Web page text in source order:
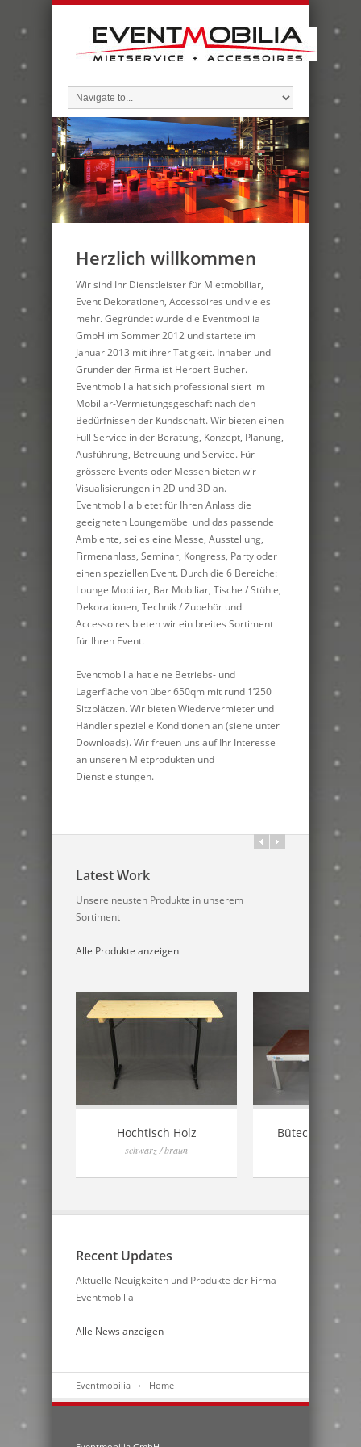
Herzlich willkommen
Wir sind Ihr Dienstleister für Mietmobiliar,
Event Dekorationen, Accessoires und vieles
mehr. Gegründet wurde die Eventmobilia
GmbH im Sommer 2012 und startete im
Januar 2013 mit ihrer Tätigkeit. Inhaber und
Gründer der Firma ist Herbert Bucher.
Eventmobilia hat sich professionalisiert im
Mobiliar-Vermietungsgeschäft nach den
Bedürfnissen der Kundschaft. Wir bieten einen
Full Service in der Beratung, Konzept, Planung,
Ausführung, Betreuung und Service. Für
grössere Events oder Messen bieten wir
Visualisierungen in 2D und 3D an.
Eventmobilia bietet für Ihren Anlass die
geeigneten Loungemöbel und das passende
Ambiente, sei es eine Messe, Ausstellung,
Firmenanlass, Seminar, Kongress, Party oder
einen speziellen Event. Durch die 6 Bereiche:
Lounge Mobiliar, Bar Mobiliar, Tische / Stühle,
Dekorationen, Technik / Zubehör und
Accessoires bieten wir ein breites Sortiment
für Ihren Event.
Eventmobilia hat eine Betriebs- und
Lagerfläche von über 650qm mit rund 1’250
Sitzplätzen. Wir bieten Wiedervermieter und
Händler spezielle Konditionen an (siehe unter
Downloads). Wir freuen uns auf Ihr Interesse
an unseren Mietprodukten und
Dienstleistungen.
Latest Work
Unsere neusten Produkte in unserem
Sortiment
Alle Produkte anzeigen
Hochtisch Holz
schwarz / braun
Bütec
Recent Updates
Aktuelle Neuigkeiten und Produkte der Firma
Eventmobilia
Alle News anzeigen
Eventmobilia Home